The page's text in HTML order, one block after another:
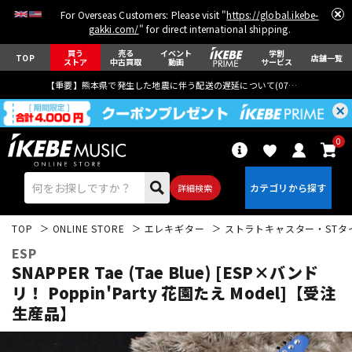
For Overseas Customers: Please visit "https://global.ikebe-
gakki.com/" for direct international shipping.
TOP 買う
ストア
売る
中古買取
イベント
動画
学割
サービス 店舗一覧
【重要】熊本県で発生した地震に伴う配送の遅延について(07月29日
詳細検索
0
TOP ONLINE STORE エレキギター ストラトキャスター・STタ
ESP
SNAPPER Tae (Tae Blue) [ESP×バンド
リ！ Poppin'Party 花園たえ Model]【受注
生産品】